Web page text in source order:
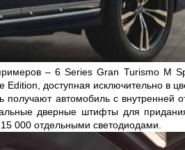
– 6 Series Gran Turismo M
доступная исключительно в
автомобиль с внутренней
дверные штифты для придания
000 отдельными светодиодами.